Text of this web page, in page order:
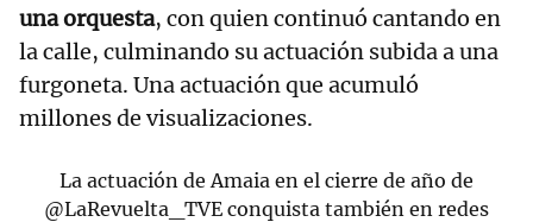
una orquesta, con quien continuó cantando en
la calle, culminando su actuación subida a una
furgoneta. Una actuación que acumuló
millones de visualizaciones.
La actuación de Amaia en el cierre de año de
@LaRevuelta_TVE conquista también en redes